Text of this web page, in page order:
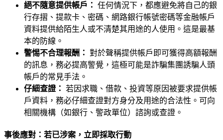
絕不隨意提供帳戶： 任何情況下，都應避免將自己的銀
行存摺、提款卡、密碼、網路銀行帳號密碼等金融帳戶
資料提供給陌生人或不清楚其用途的人使用。這是最基
本的防線。
警惕不合理報酬： 對於聲稱提供帳戶即可獲得高額報酬
的訊息，務必提高警覺，這極可能是詐騙集團誘騙人頭
帳戶的常見手法。
仔細查證： 若因求職、借款、投資等原因被要求提供帳
戶資料，務必仔細查證對方身分及用途的合法性。可向
相關機構（如銀行、警政單位）諮詢或查證。
事後應對：若已涉案，立即採取行動